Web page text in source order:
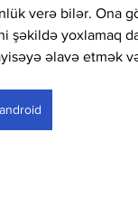
verə bilər. Ona
şəkildə yoxlamaq
əlavə etmək